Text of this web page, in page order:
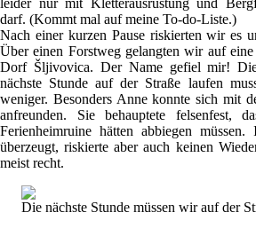
darf. (Kommt mal auf meine To-do-Liste.)
Nach einer kurzen Pause riskierten wir es
Über einen Forstweg gelangten wir auf
Dorf Šljivovica. Der Name gefiel mir!
nächste Stunde auf der Straße laufen
weniger. Besonders Anne konnte sich mit
anfreunden. Sie behauptete felsenfest,
Ferienheimruine hätten abbiegen
überzeugt, riskierte aber auch keinen
meist recht.
Die nächste Stunde müssen wir auf der